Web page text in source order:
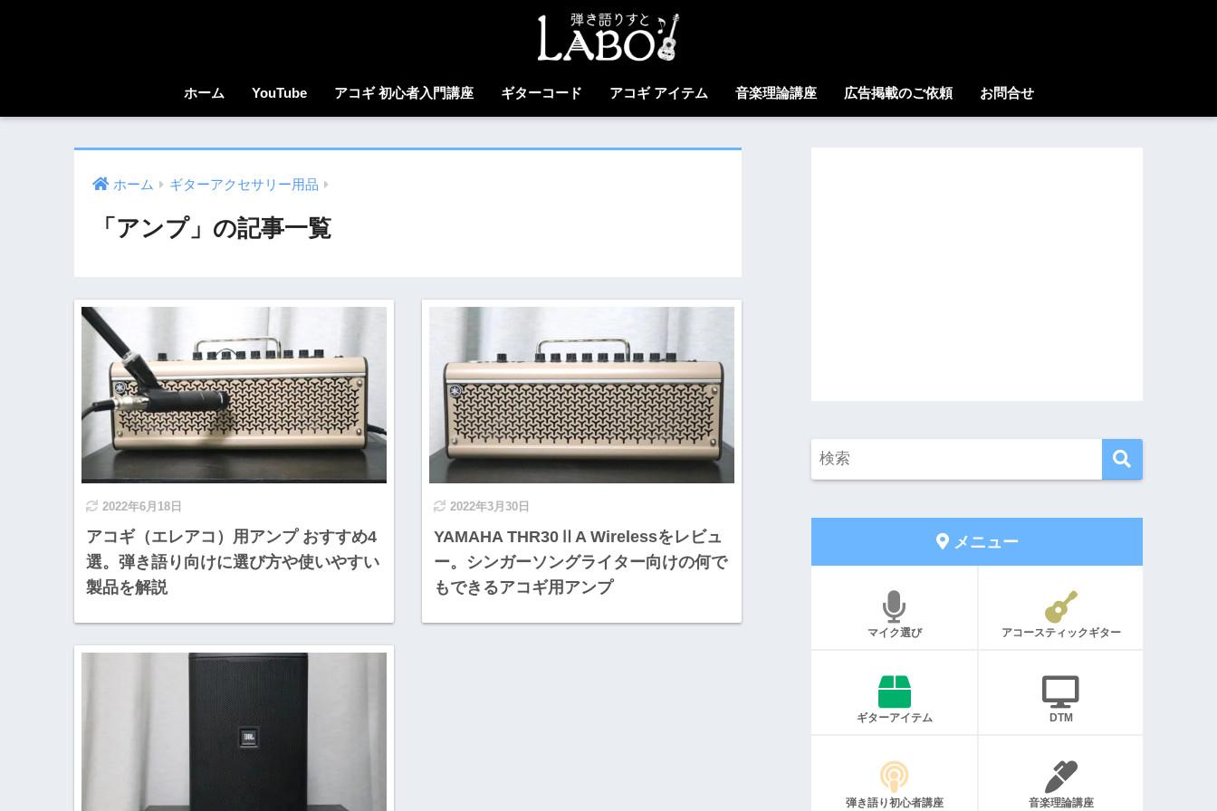
ホーム YouTube アコギ 初心者入門講座 ギターコード アコギ アイテム 音楽理論講座 広告掲載のご依頼 お問合せ
ホーム ギターアクセサリー用品
「アンプ」の記事一覧
2022年6月18日
アコギ（エレアコ）用アンプ おすすめ4
選。弾き語り向けに選び方や使いやすい
製品を解説
2022年3月30日
YAMAHA THR30ⅡA Wirelessをレビュ
ー。シンガーソングライター向けの何で
もできるアコギ用アンプ
メニュー
マイク選び アコースティックギター
ギターアイテム DTM
弾き語り初心者講座 音楽理論講座